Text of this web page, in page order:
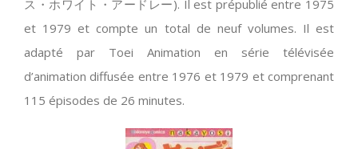
ス・ホワイト・アードレー). Il est prépublié entre 1975
et 1979 et compte un total de neuf volumes. Il est
adapté par Toei Animation en série télévisée
d’animation diffusée entre 1976 et 1979 et comprenant
115 épisodes de 26 minutes.